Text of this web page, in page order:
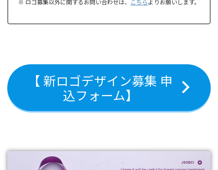
※ ロゴ募集以外に関するお問い合わせは、
こちらよりお願いします。
【 新ロゴデザイン募集 申
込フォーム】